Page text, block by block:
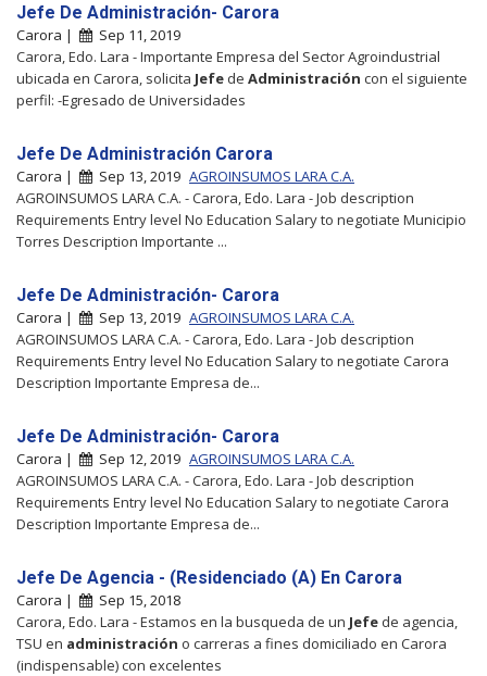
Jefe De Administración- Carora
Carora |
Sep 11, 2019
Carora, Edo. Lara - Importante Empresa del Sector Agroindustrial
ubicada en Carora, solicita Jefe de Administración con el siguiente
perfil: -Egresado de Universidades
Jefe De Administración Carora
Carora | Sep 13, 2019 AGROINSUMOS LARA C.A.
AGROINSUMOS LARA C.A. - Carora, Edo. Lara - Job description
Requirements Entry level No Education Salary to negotiate Municipio
Torres Description Importante ...
Jefe De Administración- Carora
Carora | Sep 13, 2019 AGROINSUMOS LARA C.A.
AGROINSUMOS LARA C.A. - Carora, Edo. Lara - Job description
Requirements Entry level No Education Salary to negotiate Carora
Description Importante Empresa de...
Jefe De Administración- Carora
Carora | Sep 12, 2019 AGROINSUMOS LARA C.A.
AGROINSUMOS LARA C.A. - Carora, Edo. Lara - Job description
Requirements Entry level No Education Salary to negotiate Carora
Description Importante Empresa de...
Jefe De Agencia - (Residenciado (A) En Carora
Carora |
Sep 15, 2018
Carora, Edo. Lara - Estamos en la busqueda de un Jefe de agencia,
TSU en administración o carreras a fines domiciliado en Carora
(indispensable) con excelentes